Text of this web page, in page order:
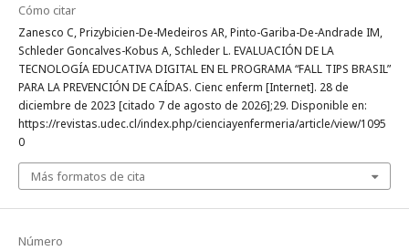
Cómo citar
Zanesco C, Prizybicien-De-Medeiros AR, Pinto-Gariba-De-Andrade IM,
Schleder Goncalves-Kobus A, Schleder L. EVALUACIÓN DE LA
TECNOLOGÍA EDUCATIVA DIGITAL EN EL PROGRAMA “FALL TIPS BRASIL”
PARA LA PREVENCIÓN DE CAÍDAS. Cienc enferm [Internet]. 28 de
diciembre de 2023 [citado 7 de agosto de 2026];29. Disponible en:
https://revistas.udec.cl/index.php/cienciayenfermeria/article/view/1095
0
Más formatos de cita
Número